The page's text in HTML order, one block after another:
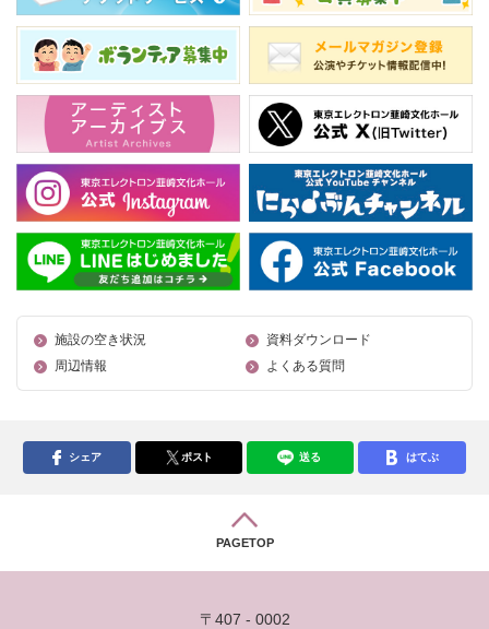
施設の空き状況
資料ダウンロード
周辺情報
よくある質問
シェア ポスト 送る はてぶ
PAGETOP
〒407 - 0002